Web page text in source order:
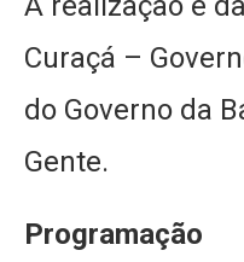
Curaçá –
do Governo da
Gente.
Programação